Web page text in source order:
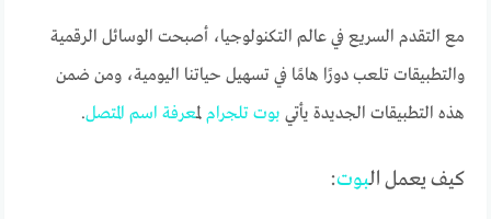
مع التقدم السريع في عالم التكنولوجيا، أصبحت الوسائل الرقمية
والتطبيقات تلعب دورًا هامًا في تسهيل حياتنا اليومية، ومن ضمن
هذه التطبيقات الجديدة يأتي بوت تلجرام لمعرفة اسم المتصل.
كيف يعمل البوت: